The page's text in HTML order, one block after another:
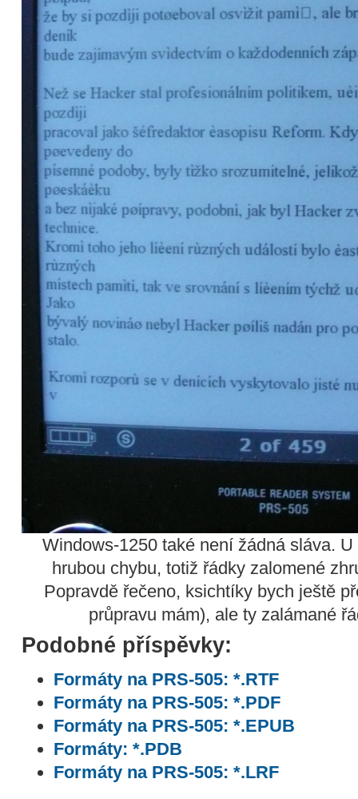
Windows-1250 také není žádná sláva.
hrubou chybu, totiž řádky zalomené
Popravdě řečeno, ksichtíky bych ještě
průpravu mám), ale ty zalámané
Podobné příspěvky:
Formáty na PRS-505: *.RTF
Formáty na PRS-505: *.PDF
Formáty na PRS-505: *.EPUB
Formáty: *.PDB
Formáty na PRS-505: *.LRF